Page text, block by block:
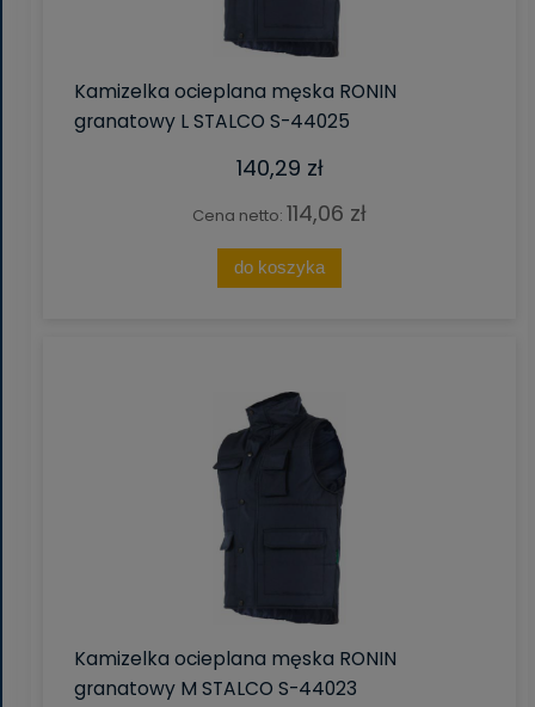
Kamizelka ocieplana męska RONIN
granatowy L STALCO S-44025
140,29 zł
Cena netto: 114,06 zł
do koszyka
Kamizelka ocieplana męska RONIN
granatowy M STALCO S-44023